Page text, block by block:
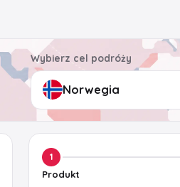
Wybierz cel podróży
1
Produkt